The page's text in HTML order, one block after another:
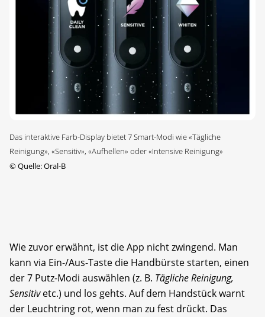
Das interaktive Farb-Display bietet 7 Smart-Modi wie «Tägliche
Reinigung», «Sensitiv», «Aufhellen» oder «Intensive Reinigung»
©Quelle: Oral-B
Wie zuvor erwähnt, ist die App nicht zwingend. Man
kann via Ein-/Aus-Taste die Handbürste starten, einen
der 7 Putz-Modi auswählen (z. B. Tägliche Reinigung,
Sensitivetc.) und los gehts. Auf dem Handstück warnt
der Leuchtring rot, wenn man zu fest drückt. Das